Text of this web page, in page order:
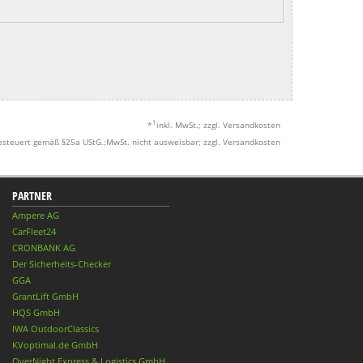
* 1 inkl. MwSt.; zzgl. Versandkosten
gemäß §25a UStG.;MwSt. nicht ausweisbar; zzgl. Versandkosten
PARTNER
Ampere AG
CarFleet24
CRONBANK AG
Der Sicherheits-Checker
GGA
GrantLift GmbH
HQS GmbH
IWA OutdoorClassics
KVoptimal.de GmbH